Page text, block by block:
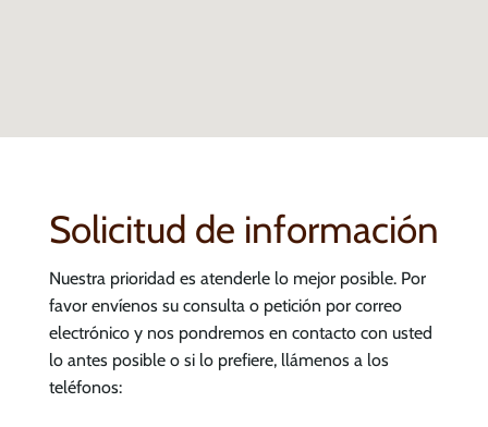
Solicitud de información
Nuestra prioridad es atenderle lo mejor posible. Por
favor envíenos su consulta o petición por correo
electrónico y nos pondremos en contacto con usted
lo antes posible o si lo prefiere, llámenos a los
teléfonos: